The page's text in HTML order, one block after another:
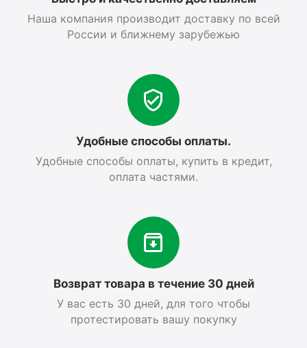
Наша компания производит доставку по всей
России и ближнему зарубежью
Удобные способы оплаты.
Удобные способы оплаты, купить в кредит,
оплата частями.
Возврат товара в течение 30 дней
У вас есть 30 дней, для того чтобы
протестировать вашу покупку